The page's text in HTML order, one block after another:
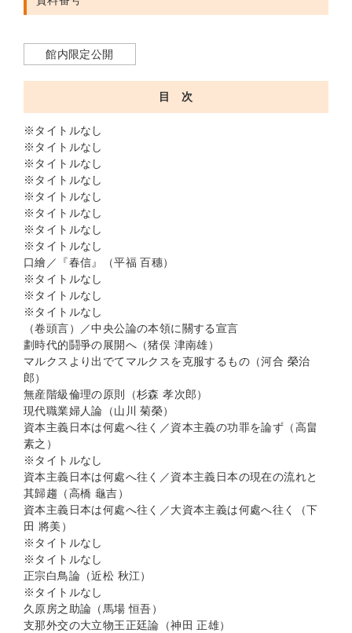
館内限定公開
目 次
※タイトルなし
※タイトルなし
※タイトルなし
※タイトルなし
※タイトルなし
※タイトルなし
※タイトルなし
※タイトルなし
口繪／『春信』（平福 百穗）
※タイトルなし
※タイトルなし
※タイトルなし
（卷頭言）／中央公論の本領に關する宣言
劃時代的鬪爭の展開へ（猪俣 津南雄）
マルクスより出でてマルクスを克服するもの（河合 榮治
郎）
無産階級倫理の原則（杉森 孝次郎）
現代職業婦人論（山川 菊榮）
資本主義日本は何處へ往く／資本主義の功罪を論ず（高畠
素之）
※タイトルなし
資本主義日本は何處へ往く／資本主義日本の現在の流れと
其歸趨（高橋 龜吉）
資本主義日本は何處へ往く／大資本主義は何處へ往く（下
田 將美）
※タイトルなし
※タイトルなし
正宗白鳥論（近松 秋江）
※タイトルなし
久原房之助論（馬場 恒吾）
支那外交の大立物王正廷論（神田 正雄）